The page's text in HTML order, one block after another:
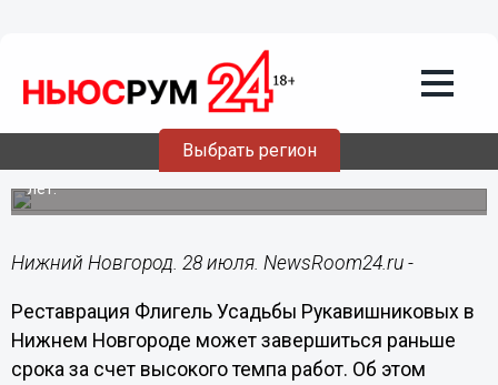
Выбрать регион
Флигель Усадьбы Рукавишниковых в
Нижнем Новгороде восстанавливают с
опережением сроков
Комплексный ремонт в нем не проводился более 100
лет.
Нижний Новгород. 28 июля. NewsRoom24.ru -
Реставрация Флигель Усадьбы Рукавишниковых в
Нижнем Новгороде может завершиться раньше
срока за счет высокого темпа работ. Об этом